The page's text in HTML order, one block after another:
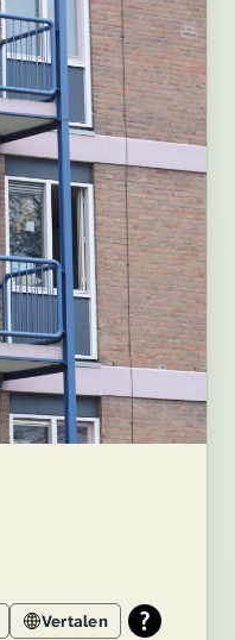
Vertalen